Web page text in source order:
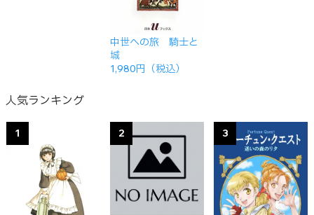
中世への旅 騎士と
城
1,980円（税込）
人気ランキング
1 2 3